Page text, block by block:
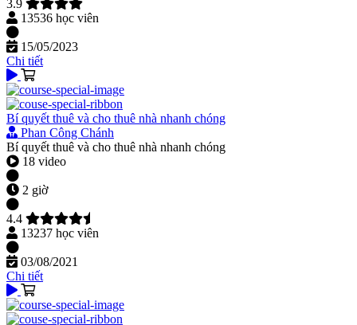
3.9
13536 học viên
15/05/2023
Chi tiết
Bí quyết thuê và cho thuê nhà nhanh chóng
Phan Công Chánh
Bí quyết thuê và cho thuê nhà nhanh chóng
18 video
2 giờ
4.4
13237 học viên
03/08/2021
Chi tiết